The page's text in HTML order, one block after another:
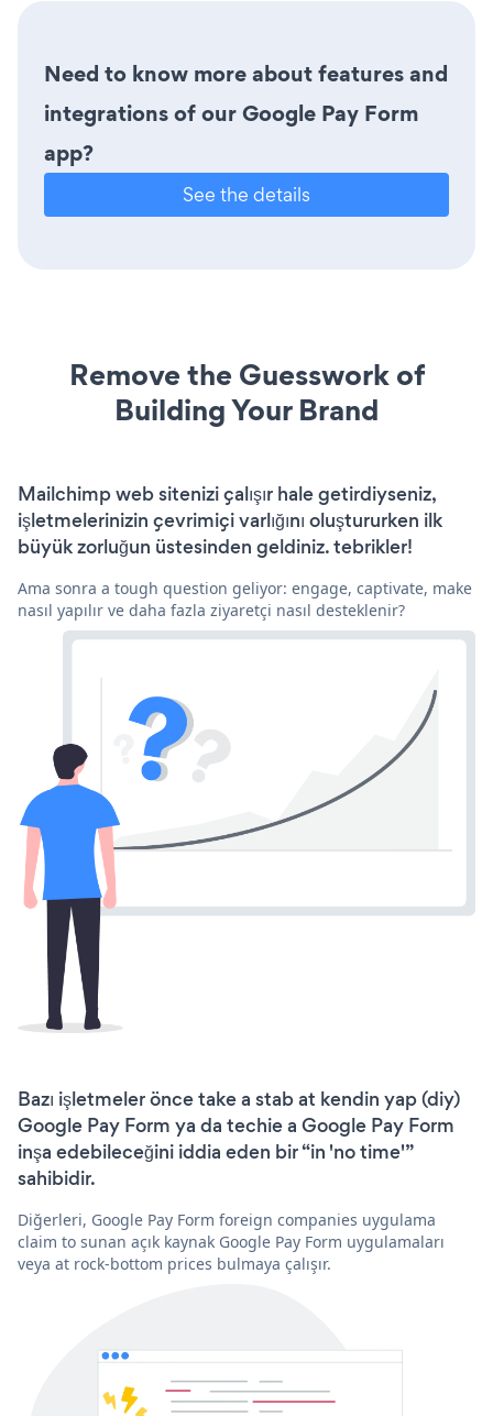
Need to know more about features and
integrations of our Google Pay Form
app?
See the details
Remove the Guesswork of
Building Your Brand
Mailchimp web sitenizi çalışır hale getirdiyseniz,
işletmelerinizin çevrimiçi varlığını oluştururken ilk
büyük zorluğun üstesinden geldiniz. tebrikler!
Ama sonra a tough question geliyor: engage, captivate, make
nasıl yapılır ve daha fazla ziyaretçi nasıl desteklenir?
Bazı işletmeler önce take a stab at kendin yap (diy)
Google Pay Form ya da techie a Google Pay Form
inşa edebileceğini iddia eden bir “in 'no time'”
sahibidir.
Diğerleri, Google Pay Form foreign companies uygulama
claim to sunan açık kaynak Google Pay Form uygulamaları
veya at rock-bottom prices bulmaya çalışır.